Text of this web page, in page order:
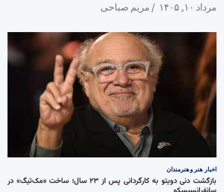
مرداد ۱۰, ۱۴۰۵ مریم صباحی
اخبار هنر و هنرمندان
بازگشت دنی دویتو به کارگردانی پس از ۲۳ سال؛ ساخت «مک‌تیگ» در